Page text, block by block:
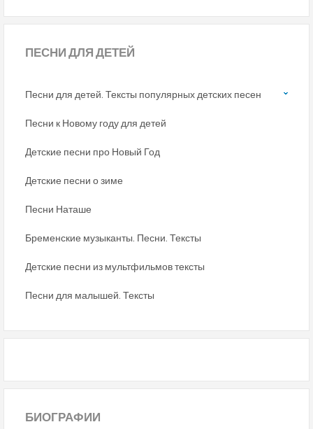
ПЕСНИДЛЯ ДЕТЕЙ
Песни для детей. Тексты популярных детских песен
Песни к Новому году для детей
Детские песни про Новый Год
Детские песни о зиме
Песни Наташе
Бременские музыканты. Песни. Тексты
Детские песни из мультфильмов тексты
Песни для малышей. Тексты
БИОГРАФИИ